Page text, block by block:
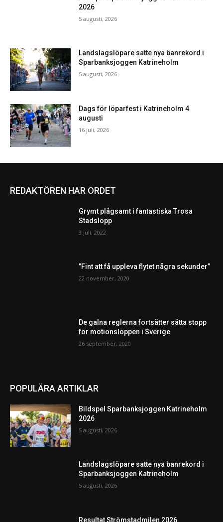
2026
5 augusti, 2026
Landslagslöpare satte nya banrekord i
Sparbanksjoggen Katrineholm
5 augusti, 2026
Dags för löparfest i Katrineholm 4
augusti
16 juli, 2026
REDAKTÖREN HAR ORDET
Grymt plågsamt i fantastiska Trosa
Stadslopp
3 juli, 2022
”Fint att få uppleva flytet några sekunder”
22 november, 2020
De galna reglerna fortsätter sätta stopp
för motionsloppen i Sverige
26 september, 2020
POPULÄRA ARTIKLAR
Bildspel Sparbanksjoggen Katrineholm
2026
5 augusti, 2026
Landslagslöpare satte nya banrekord i
Sparbanksjoggen Katrineholm
5 augusti, 2026
Resultat Strömstadmilen 2026